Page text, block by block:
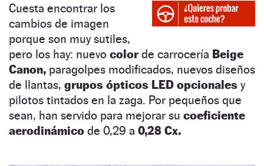
Cuesta encontrar los
cambios de imagen
porque son muy sutiles,
pero los hay: nuevo colorde carrocería Beige
Canon, paragolpes modificados, nuevos diseños
de llantas, grupos ópticos LED opcionales y
pilotos tintados en la zaga. Por pequeños que
sean, han servido para mejorar su coeficiente
aerodinámico de 0,29 a 0,28 Cx.